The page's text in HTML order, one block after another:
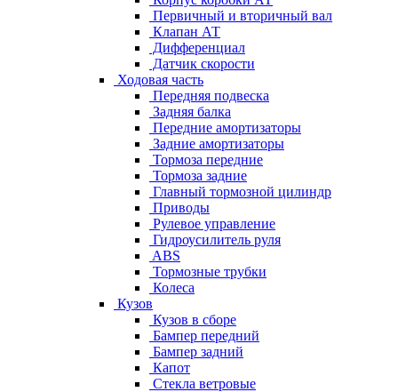
Первичный и вторичный вал
Клапан АТ
Дифференциал
Датчик скорости
Ходовая часть
Передняя подвеска
Задняя балка
Передние амортизаторы
Задние амортизаторы
Тормоза передние
Тормоза задние
Главный тормозной цилиндр
Приводы
Рулевое управление
Гидроусилитель руля
ABS
Тормозные трубки
Колеса
Кузов
Кузов в сборе
Бампер передний
Бампер задний
Капот
Стекла ветровые